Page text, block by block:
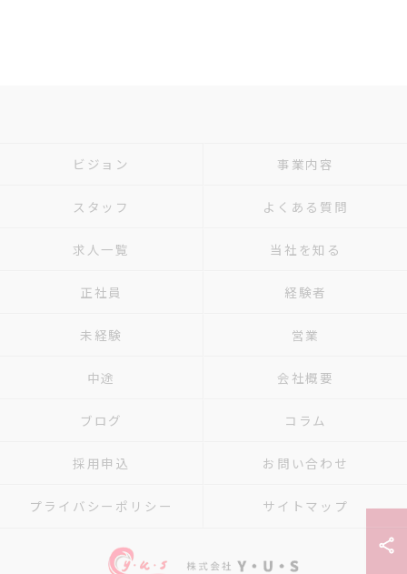
ビジョン 事業内容
スタッフ よくある質問
求人一覧 当社を知る
正社員 経験者
未経験 営業
中途 会社概要
ブログ コラム
採用申込 お問い合わせ
プライバシーポリシー サイトマップ